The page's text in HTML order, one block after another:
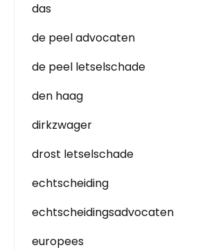
das
de peel advocaten
de peel letselschade
den haag
dirkzwager
drost letselschade
echtscheiding
echtscheidingsadvocaten
europees